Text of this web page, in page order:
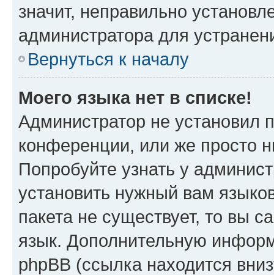
значит, неправильно
администратора для
Вернуться к началу
Моего языка нет в списке!
Администратор не установил
конференции, или же просто
Попробуйте узнать у
установить нужный вам
пакета не существует, то вы
язык. Дополнительную
phpBB (ссылка находится